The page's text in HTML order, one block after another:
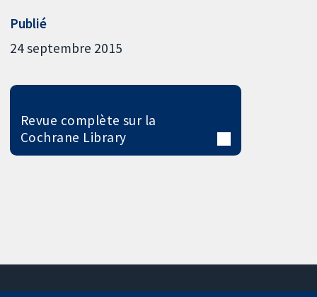
Publié
24 septembre 2015
Revue complète sur la
Cochrane Library